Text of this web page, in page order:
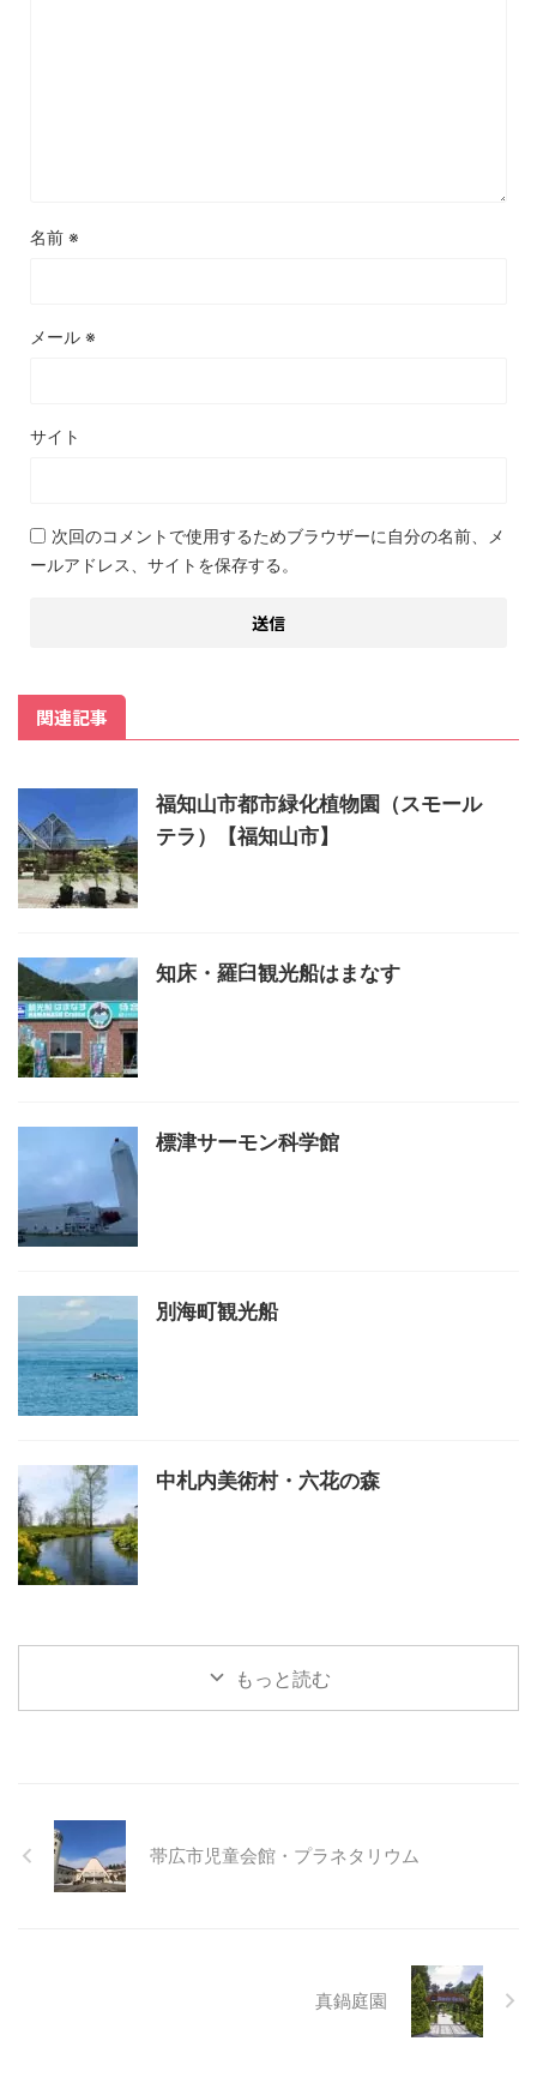
名前 ※
メール ※
サイト
次回のコメントで使用するためブラウザーに自分の名前、メ
ールアドレス、サイトを保存する。
関連記事
福知山市都市緑化植物園（スモール
テラ）【福知山市】
知床・羅臼観光船はまなす
標津サーモン科学館
別海町観光船
中札内美術村・六花の森
もっと読む
帯広市児童会館・プラネタリウム
真鍋庭園